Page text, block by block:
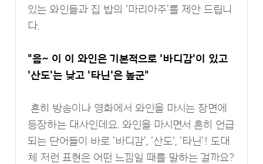
있는 와인들과 집 밥의 '마리아주'를 제안 드립니
다.
"음~ 이 이 와인은 기본적으로 '바디감'이 있고
'산도'는 낮고 '타닌'은 높군"
흔히 방송이나 영화에서 와인을 마시는 장면에
등장하는 대사인데요. 와인을 마시면서 흔히 언급
되는 단어들이 바로 '바디감', '산도', '타닌'! 도대
체 저런 표현은 어떤 느낌일 때를 말하는 걸까요?